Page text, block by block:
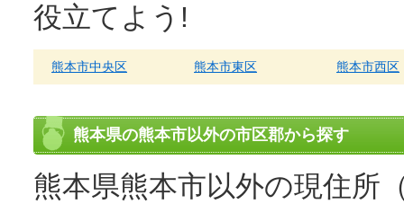
役立てよう!
熊本市中央区 熊本市東区 熊本市西区
熊本県の熊本市以外の市区郡から探す
熊本県熊本市以外の現住所